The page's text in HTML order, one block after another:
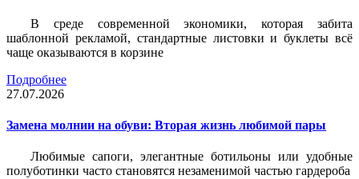
В среде современной экономики, которая забита
шаблонной рекламой, стандартные листовки и буклеты всё
чаще оказываются в корзине
Подробнее
27.07.2026
Замена молнии на обуви: Вторая жизнь любимой пары
Любимые сапоги, элегантные ботильоны или удобные
полуботинки часто становятся незаменимой частью гардероба